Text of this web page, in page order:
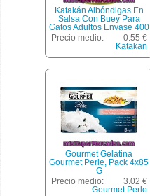
Katakán Albóndigas En
Salsa Con Buey Para
Gatos Adultos Envase 400
G
Precio medio:
0.55 €
Katakan
Gourmet Gelatina
Gourmet Perle, Pack 4x85
G
Precio medio:
3.02 €
Gourmet Perle